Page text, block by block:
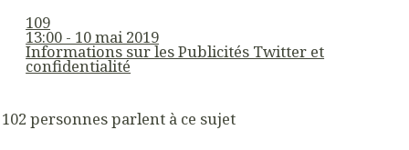
109
13:00 - 10 mai 2019
Informations sur les Publicités Twitter et
confidentialité
102 personnes parlent à ce sujet